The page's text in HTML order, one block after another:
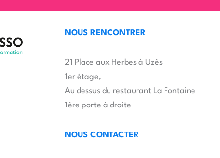
NOUS RENCONTRER
21 Place aux Herbes à Uzès
1er étage,
Au dessus du restaurant La Fontaine
1ère porte à droite
NOUS CONTACTER